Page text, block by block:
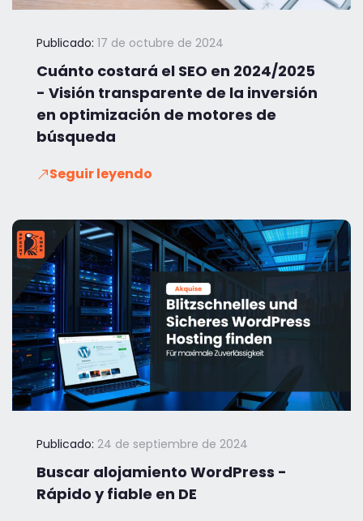
Publicado: 17 de octubre de 2024
Cuánto costará el SEO en 2024/2025
- Visión transparente de la inversión
en optimización de motores de
búsqueda
Seguir leyendo
Publicado: 24 de septiembre de 2024
Buscar alojamiento WordPress -
Rápido y fiable en DE